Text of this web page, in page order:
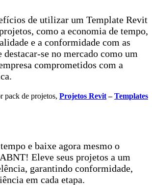
de utilizar um Template Revit
como a economia de tempo,
e a conformidade com as
destacar-se no mercado como um
comprometidos com a
pack de projetos, Projetos Revit–Templates
e baixe agora mesmo o
Eleve seus projetos a um
garantindo conformidade,
em cada etapa.